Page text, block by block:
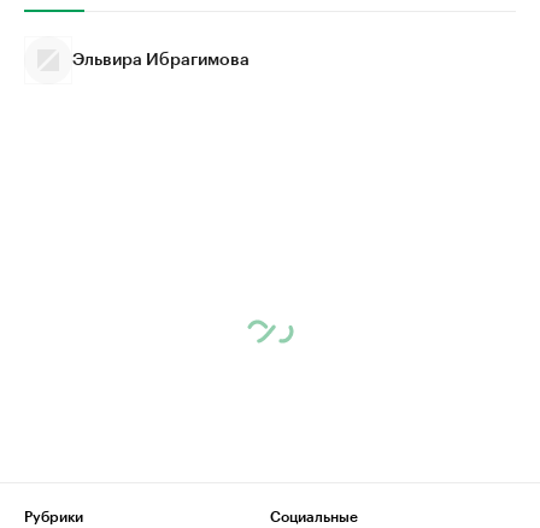
Эльвира Ибрагимова
Рубрики
Социальные